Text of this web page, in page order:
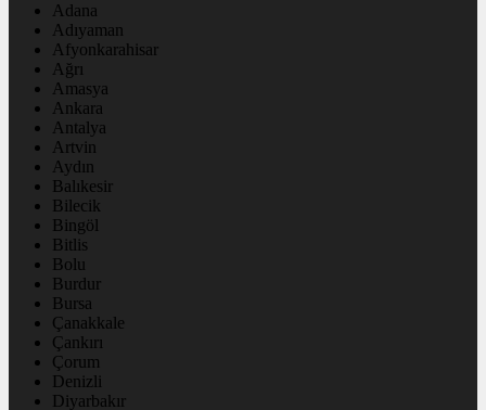
Adana
Adıyaman
Afyonkarahisar
Ağrı
Amasya
Ankara
Antalya
Artvin
Aydın
Balıkesir
Bilecik
Bingöl
Bitlis
Bolu
Burdur
Bursa
Çanakkale
Çankırı
Çorum
Denizli
Diyarbakır